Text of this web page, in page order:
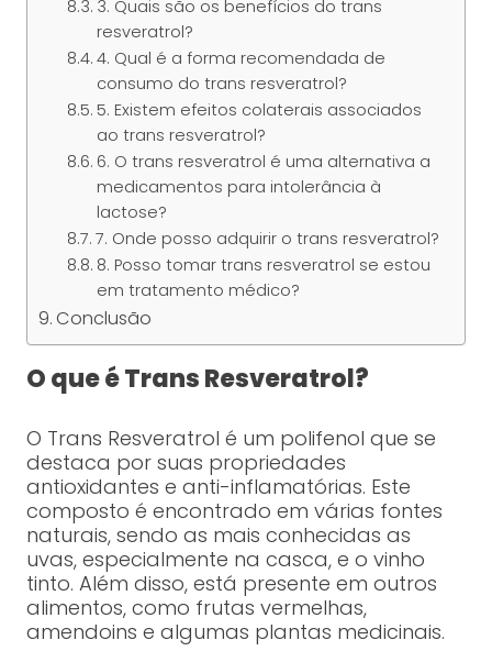
3. Quais são os benefícios do trans
resveratrol?
4. Qual é a forma recomendada de
consumo do trans resveratrol?
5. Existem efeitos colaterais associados
ao trans resveratrol?
6. O trans resveratrol é uma alternativa a
medicamentos para intolerância à
lactose?
7. Onde posso adquirir o trans resveratrol?
8. Posso tomar trans resveratrol se estou
em tratamento médico?
Conclusão
O que é Trans Resveratrol?
O Trans Resveratrol é um polifenol que se
destaca por suas propriedades
antioxidantes e anti-inflamatórias. Este
composto é encontrado em várias fontes
naturais, sendo as mais conhecidas as
uvas, especialmente na casca, e o vinho
tinto. Além disso, está presente em outros
alimentos, como frutas vermelhas,
amendoins e algumas plantas medicinais.